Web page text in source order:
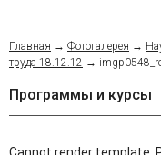
Главная → Фотогалерея →
труда 18.12.12 →
Программы и курсы